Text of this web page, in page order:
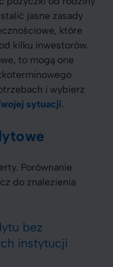
jasne zasady
które
kilku inwestorów.
to mogą one
i wybierz
sytuacji.
Porównanie
do znalezienia
bez
instytucji